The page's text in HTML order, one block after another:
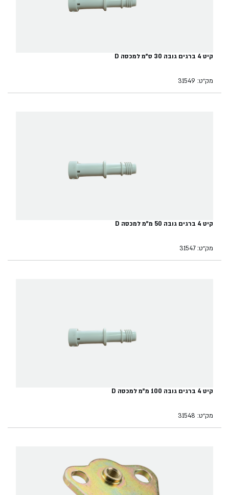
קיט 4 ברגים גובה 30 ס"מ למכסה D
מק״ט: 31549
קיט 4 ברגים גובה 50 מ"מ למכסה D
מק״ט: 31547
קיט 4 ברגים גובה 100 מ"מ למכסה D
מק״ט: 31548